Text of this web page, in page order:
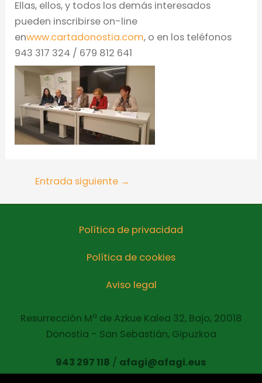
Ellas, ellos, y todos los demás interesados
pueden inscribirse on-line
enwww.cartadonostia.com, o en los teléfonos
943 317 324 / 679 812 641
Entrada siguiente →
Política de privacidad
Política de cookies
Aviso legal
Resurrección Mª de Azkue Kalea 32, Bajo, 20018
Donostia - San Sebastián, Gipuzkoa
943 297 118 / afagi@afagi.eus